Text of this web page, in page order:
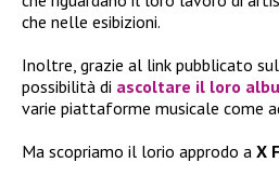
che nelle esibizioni.
Inoltre, grazie al link pubblicato
possibilità di ascoltare il loro
varie piattaforme musicale come
Ma scopriamo il lorio approdo a X